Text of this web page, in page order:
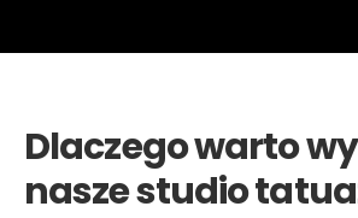
Dlaczego warto
nasze studio